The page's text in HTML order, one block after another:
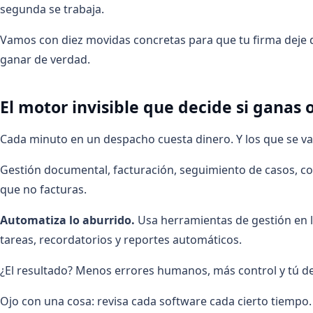
segunda se trabaja.
Vamos con diez movidas concretas para que tu firma
ganar de verdad.
El motor invisible que decide si ganas
Cada minuto en un despacho cuesta dinero. Y los que se
Gestión documental, facturación, seguimiento de casos,
que no facturas.
Automatiza lo aburrido. Usa herramientas de gestión
tareas, recordatorios y reportes automáticos.
¿El resultado? Menos errores humanos, más control y tú
Ojo con una cosa: revisa cada software cada cierto